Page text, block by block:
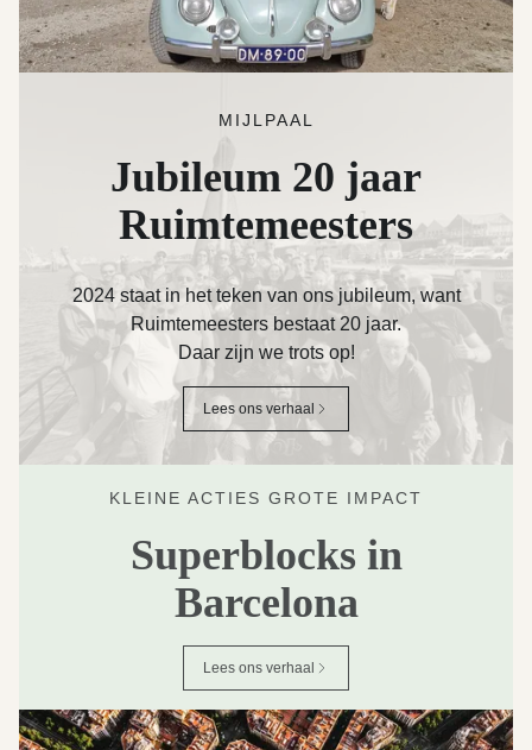
MIJLPAAL
Jubileum 20 jaar
Ruimtemeesters
2024 staat in het teken van ons jubileum, want
Ruimtemeesters bestaat 20 jaar.
Daar zijn we trots op!
Lees ons verhaal
KLEINE ACTIES GROTE IMPACT
Superblocks in
Barcelona
Lees ons verhaal